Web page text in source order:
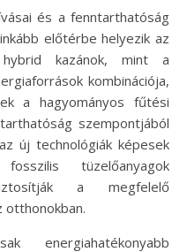
előtérbe helyezik az
kazánok, mint a
kombinációja,
a hagyományos fűtési
szempontjából
új technológiák képesek
tüzelőanyagok
a megfelelő
energiahatékonyabb